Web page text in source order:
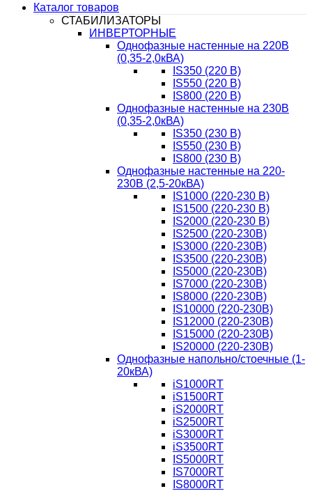
Каталог товаров
СТАБИЛИЗАТОРЫ
ИНВЕРТОРНЫЕ
Однофазные настенные на 220В
(0,35-2,0кВА)
IS350 (220 В)
IS550 (220 В)
IS800 (220 В)
Однофазные настенные на 230В
(0,35-2,0кВА)
IS350 (230 В)
IS550 (230 В)
IS800 (230 В)
Однофазные настенные на 220-
230В (2,5-20кВА)
IS1000 (220-230 В)
IS1500 (220-230 В)
IS2000 (220-230 В)
IS2500 (220-230В)
IS3000 (220-230В)
IS3500 (220-230В)
IS5000 (220-230В)
IS7000 (220-230В)
IS8000 (220-230В)
IS10000 (220-230В)
IS12000 (220-230В)
IS15000 (220-230В)
IS20000 (220-230В)
Однофазные напольно/стоечные (1-
20кВА)
iS1000RT
iS1500RT
iS2000RT
iS2500RT
iS3000RT
iS3500RT
IS5000RT
IS7000RT
IS8000RT